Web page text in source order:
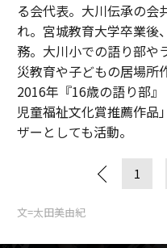
る会代表。大川伝承の会
れ。宮城教育大学卒業後
務。大川小での語り部や
災教育や子どもの居場所
2016年『16歳の語り部
児童福祉文化賞推薦作品
ザーとしても活動。
1
文=太田美由紀